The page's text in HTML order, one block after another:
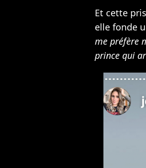
Et cette
elle fonde
me préfère
prince qui